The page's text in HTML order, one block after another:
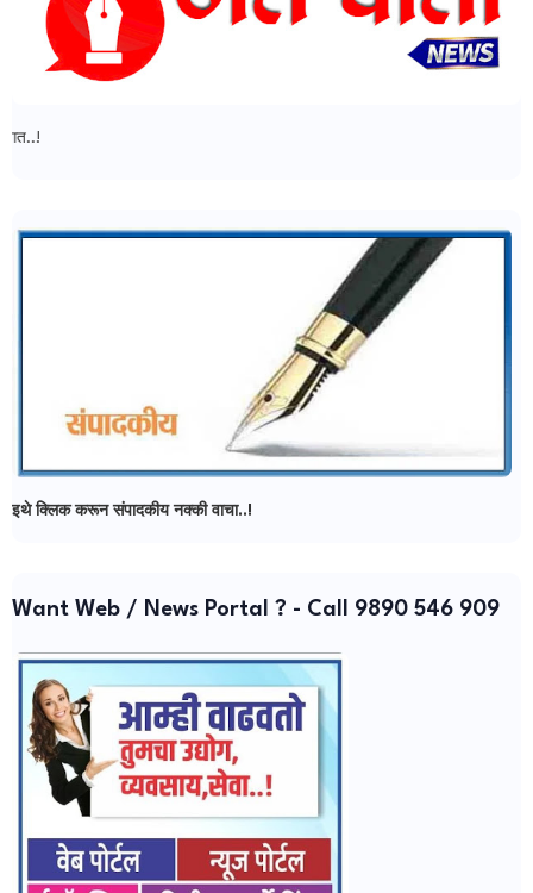
इथे क्लिक करून संपादकीय नक्की वाचा..!
Want Web / News Portal ? - Call 9890 546 909